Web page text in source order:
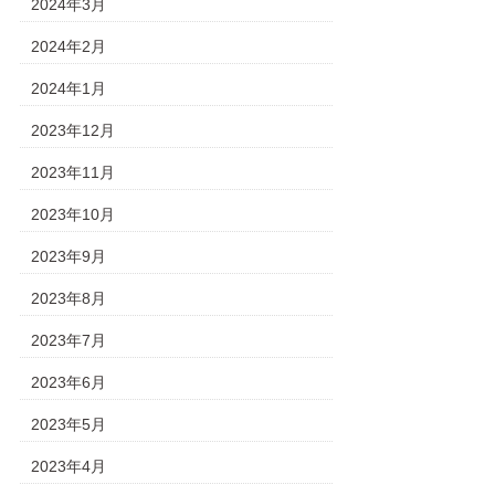
2024年3月
2024年2月
2024年1月
2023年12月
2023年11月
2023年10月
2023年9月
2023年8月
2023年7月
2023年6月
2023年5月
2023年4月